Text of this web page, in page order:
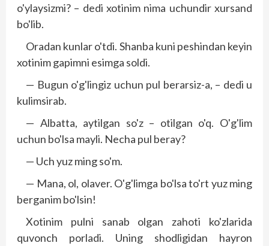
o'ylaysizmi? – dedi xotinim nima uchundir xursand
bo'lib.
Oradan kunlar o'tdi. Shanba kuni peshindan keyin
xotinim gapimni esimga soldi.
— Bugun o'g'lingiz uchun pul berarsiz-a, – dedi u
kulimsirab.
— Albatta, aytilgan so'z – otilgan o'q. O'g'lim
uchun bo'lsa mayli. Necha pul beray?
— Uch yuz ming so'm.
— Mana, ol, olaver. O'g'limga bo'lsa to'rt yuz ming
berganim bo'lsin!
Xotinim pulni sanab olgan zahoti ko'zlarida
quvonch porladi. Uning shodligidan hayron